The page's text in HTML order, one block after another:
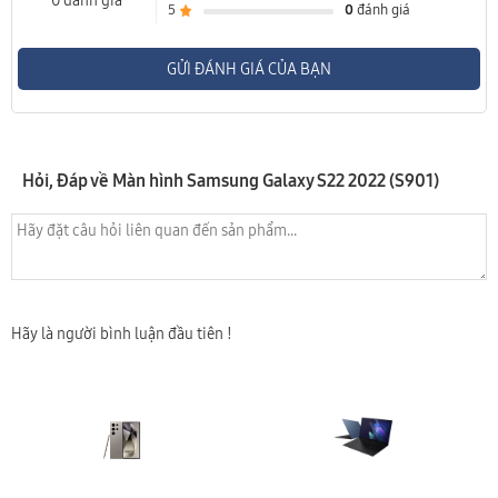
ăn cảm ứng, Samsung lên nguồn nhưng không lên màn hình,
Samsung vẫn chạy nhưng không lên màn hình,… Lỗi do Samsung sử
trung tâm Ngọc Nguyễn Care để các kỹ thuật viên tại đây hỗ trợ vệ
sinh hoàn toàn miễn phí.
giúp hạn chế các lỗi do nước gây ra. Điều này cũng làm cho việc thay
màn hình và sườn vỏ Samsung, khiến điện thoại bạn lại như mới mà
không lo mất chống nước.
5
0đánh giá
GỬI ĐÁNH GIÁ CỦA BẠN
Hỏi, Đáp về Màn hình Samsung Galaxy S22 2022 (S901)
Hãy là người bình luận đầu tiên !